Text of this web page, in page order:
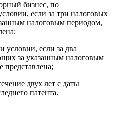
бизнес, по
если за три налоговых
налоговым периодом,
если за два
за указанным налоговым
представлена;
двух лет с даты
патента.